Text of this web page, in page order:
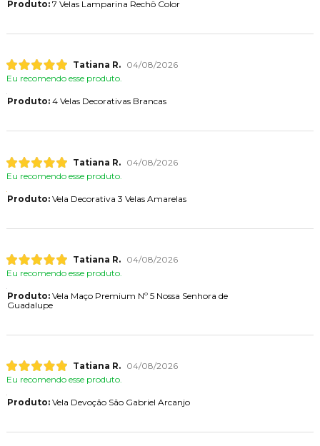
Produto:7 Velas Lamparina Rechô Color
Tatiana R.
04/08/2026
Eu recomendo esse produto.
Produto:4 Velas Decorativas Brancas
Tatiana R.
04/08/2026
Eu recomendo esse produto.
Produto:Vela Decorativa 3 Velas Amarelas
Tatiana R.
04/08/2026
Eu recomendo esse produto.
Produto:Vela Maço Premium Nº 5 Nossa Senhora de
Guadalupe
Tatiana R.
04/08/2026
Eu recomendo esse produto.
Produto:Vela Devoção São Gabriel Arcanjo